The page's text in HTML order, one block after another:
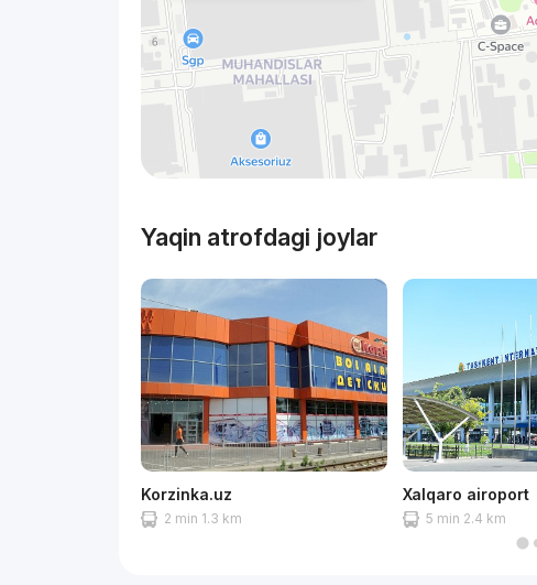
Yaqin atrofdagi joylar
Korzinka.uz
2 min 1.3 km
Xalqaro airoport
5 min 2.4 km